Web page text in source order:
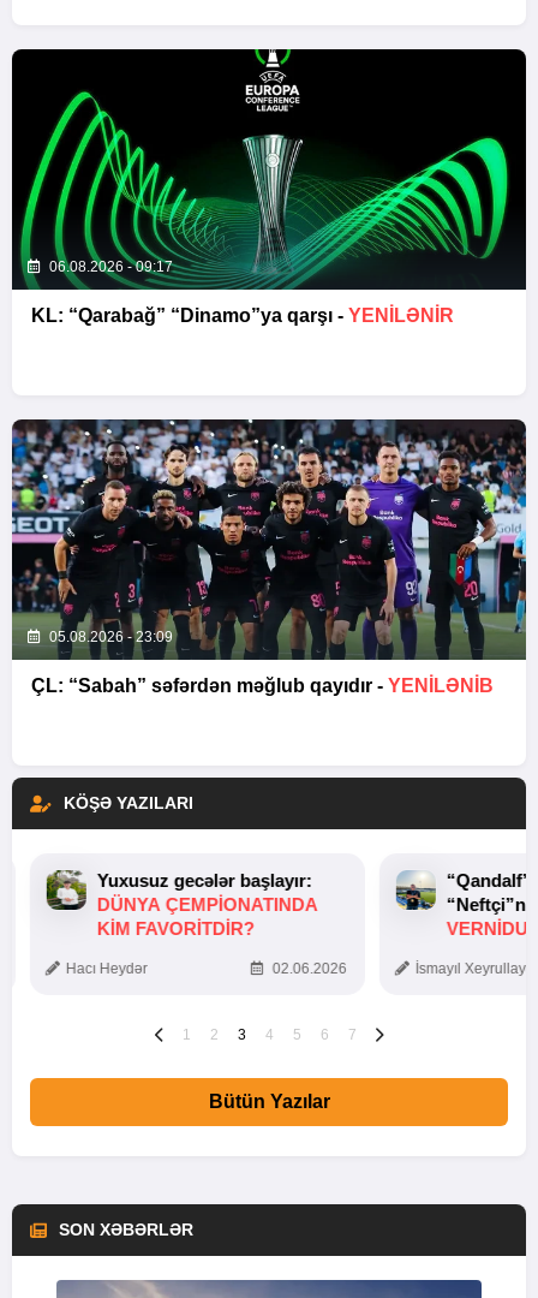
06.08.2026 - 09:17
KL: “Qarabağ” “Dinamo”ya qarşı - YENİLƏNİR
05.08.2026 - 23:09
ÇL: “Sabah” səfərdən məğlub qayıdır - YENİLƏNİB
KÖŞƏ YAZILARI
Yuxusuz gecələr başlayır:
DÜNYA ÇEMPIONATINDA
KIM FAVORITDIR?
Hacı Heydər 02.06.2026 İsmayıl
1 2 3 4 5 6 7
Bütün Yazılar
SON XƏBƏRLƏR